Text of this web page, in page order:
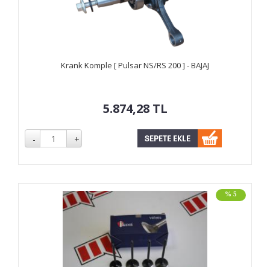
Krank Komple [ Pulsar NS/RS 200 ] - BAJAJ
5.874,28 TL
% 5